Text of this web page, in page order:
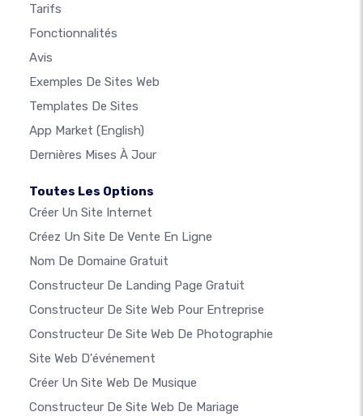
Tarifs
Fonctionnalités
Avis
Exemples De Sites Web
Templates De Sites
App Market (English)
Dernières Mises À Jour
Toutes Les Options
Créer Un Site Internet
Créez Un Site De Vente En Ligne
Nom De Domaine Gratuit
Constructeur De Landing Page Gratuit
Constructeur De Site Web Pour Entreprise
Constructeur De Site Web De Photographie
Site Web D'événement
Créer Un Site Web De Musique
Constructeur De Site Web De Mariage